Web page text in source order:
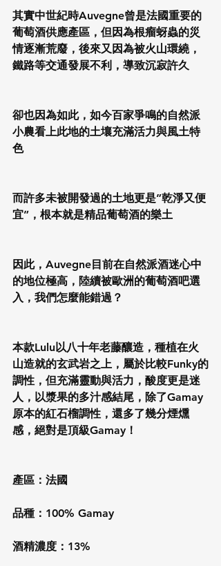
其實中世紀時Auvegne曾是法國重要的
葡萄酒供應產區，但因為根瘤蚜蟲的災
情逐漸荒廢，後來又因為被火山環繞，
鐵路等交通發展不利，導致沉寂許久
卻也因為如此，如今百家爭鳴的自然派
小農看上此地的土壤充滿活力與風土特
色
而許多未被開發過的土地更是”乾淨又便
宜”，根本就是精品葡萄酒的樂土
因此，Auvegne目前在自然派酒迷心中
的地位極高，陸續被歐洲的葡萄酒吧選
入，我們怎麼能錯過？
本款Lulu以八十年老藤釀造，種植在火
山造就的玄武岩之上，屬於比較Funky的
調性，但充滿靈動與活力，酸度更是迷
人，以漿果的多汁感結尾，除了Gamay
原本的紅石榴調性，還多了幾分煙燻
感，絕對是頂級Gamay！
產區：法國
品種：100% Gamay
酒精濃度：13%